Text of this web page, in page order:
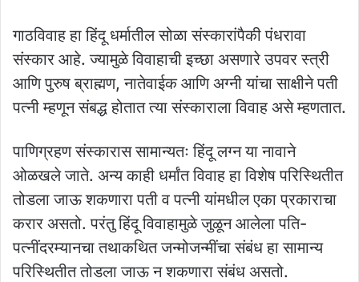
गाठविवाह हा हिंदू धर्मातील सोळा संस्कारांपैकी पंधरावा
संस्कार आहे. ज्यामुळे विवाहाची इच्छा असणारे उपवर स्त्री
आणि पुरुष ब्राह्मण, नातेवाईक आणि अग्नी यांचा साक्षीने पती
पत्नी म्हणून संबद्ध होतात त्या संस्काराला विवाह असे म्हणतात.
पाणिग्रहण संस्का‍रास सामान्यतः हिंदू लग्न या नावाने
ओळखले जाते. अन्य काही धर्मांत विवाह हा विशेष परिस्थितीत
तोडला जाऊ शकणारा पती व पत्‍नी यांमधील एका प्रकाराचा
करार असतो. परंतु हिंदू विवाहामुळे जुळून आलेला पति-
पत्‍नींदरम्यानचा तथाकथित जन्मोजन्मींचा संबंध हा सामान्य
परिस्थितीत तोडला जाऊ न शकणारा संबंध असतो.